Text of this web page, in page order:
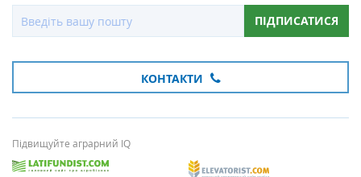
ПІДПИСАТИСЯ
КОНТАКТИ
Підвищуйте аграрний IQ